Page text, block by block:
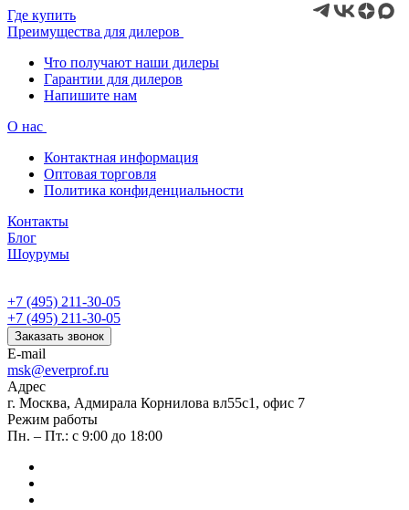
Где купить
Преимущества для дилеров
Что получают наши дилеры
Гарантии для дилеров
Напишите нам
О нас
Контактная информация
Оптовая торговля
Политика конфиденциальности
Контакты
Блог
Шоурумы
+7 (495) 211-30-05
+7 (495) 211-30-05
Заказать звонок
E-mail
msk@everprof.ru
Адрес
г. Москва, Адмирала Корнилова вл55с1, офис 7
Режим работы
Пн. – Пт.: с 9:00 до 18:00